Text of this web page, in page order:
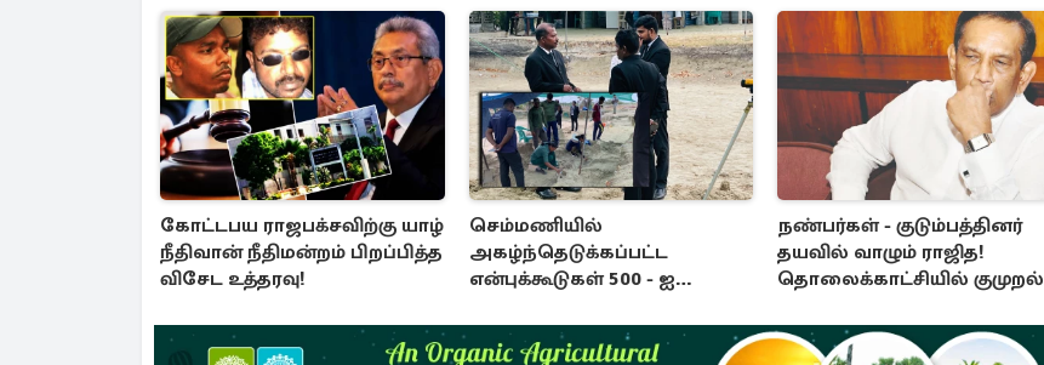
கோட்டபய ராஜபக்சவிற்கு யாழ்
நீதிவான் நீதிமன்றம் பிறப்பித்த
விசேட உத்தரவு!
செம்மணியில்
அகழ்ந்தெடுக்கப்பட்ட
என்புக்கூடுகள் 500 - ஐ
நண்பர்கள் - குடும்பத்தினர்
தயவில் வாழும் ராஜித!
தொலைக்காட்சியில் குமுறல்